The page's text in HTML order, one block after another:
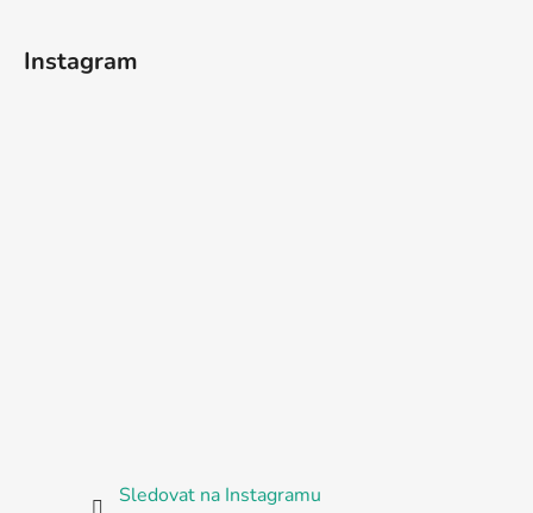
Instagram
Sledovat na Instagramu